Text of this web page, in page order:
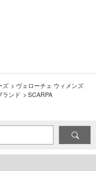
ズ > ヴェローチェ ウィメンズ
ランド > SCARPA